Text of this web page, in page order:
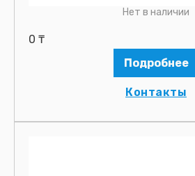
Нет в наличии
0 ₸
Подробнее
Контакты